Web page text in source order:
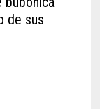
de sus